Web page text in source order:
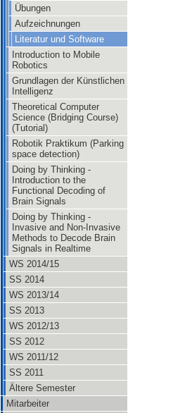
Übungen
Aufzeichnungen
Literatur und Software
Introduction to Mobile
Robotics
Grundlagen der Künstlichen
Intelligenz
Theoretical Computer
Science (Bridging Course)
(Tutorial)
Robotik Praktikum (Parking
space detection)
Doing by Thinking -
Introduction to the
Functional Decoding of
Brain Signals
Doing by Thinking -
Invasive and Non-Invasive
Methods to Decode Brain
Signals in Realtime
WS 2014/15
SS 2014
WS 2013/14
SS 2013
WS 2012/13
SS 2012
WS 2011/12
SS 2011
Ältere Semester
Mitarbeiter